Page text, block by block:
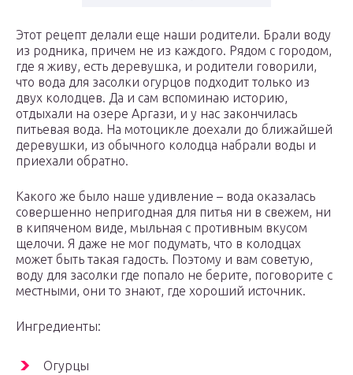
Этот рецепт делали еще наши родители. Брали воду
из родника, причем не из каждого. Рядом с городом,
где я живу, есть деревушка, и родители говорили,
что вода для засолки огурцов подходит только из
двух колодцев. Да и сам вспоминаю историю,
отдыхали на озере Аргази, и у нас закончилась
питьевая вода. На мотоцикле доехали до ближайшей
деревушки, из обычного колодца набрали воды и
приехали обратно.
Какого же было наше удивление – вода оказалась
совершенно непригодная для питья ни в свежем, ни
в кипяченом виде, мыльная с противным вкусом
щелочи. Я даже не мог подумать, что в колодцах
может быть такая гадость. Поэтому и вам советую,
воду для засолки где попало не берите, поговорите с
местными, они то знают, где хороший источник.
Ингредиенты:
Огурцы